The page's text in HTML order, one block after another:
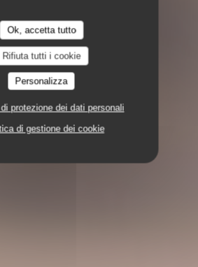
Ok, accetta tutto
Rifiuta tutti i cookie
Personalizza
protezione dei dati personali
di gestione dei cookie